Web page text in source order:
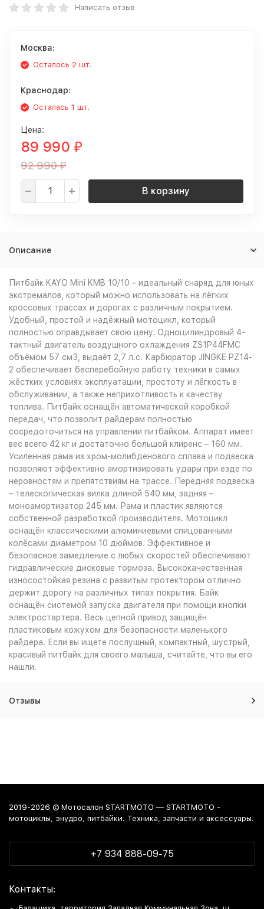
Написать отзыв
Москва:
Осталось 2 шт.
Краснодар:
Осталась 1 шт.
Цена:
89 990 ₽
92 990₽
В корзину
Описание
Питбайк KAYO Mini KMB 10/10 – идеальный снаряд для юных
экстремалов, который можно использовать на лёгких
кроссовых трассах и дорогах с различным покрытием.
Удобный, простой и надёжный мотоцикл, который
полностью оправдывает свою цену. Одноцилиндровый 4-
тактный двигатель воздушного охлаждения ZS1P44FMC
объёмом 57 см3, выдаёт 2,7 л.с. Карбюратор JINGKE PZ14-
2 обеспечивает бесперебойную работу техники в самых
жёстких условиях эксплуатации, простоту и лёгкость в
обслуживании, а также неприхотливость к качеству
топлива. Питбайк оснащён автоматической коробкой
передач, что позволит райдерам полностью
сосредоточиться на управлении питбайком. Аппарат имеет
вес всего 42 кг и достаточно большой клиренс – 160 мм.
Усиленная рама из хром-молибденового сплава и подвеска
позволяют эффективно амортизировать удары при езде по
неровностям и препятствиям на трассе. Передняя подвеска
– телескопическая вилка длиной 540 мм, задняя –
моноамортизатор 245 мм. Рама и пластик являются
собственной разработкой производителя. Мотоцикл
оснащён классическими алюминиевыми спицованными
колёсами диаметром 10 дюймов. Эффективное и
безопасное замедление с любых скоростей обеспечивают
гидравлические дисковые тормоза. Высококачественная
износостойкая резина с развитым протектором отлично
держит дорогу на различных типах покрытия. Байк
оснащён системой запуска двигателя при помощи кнопки
электростартера. Весь цепной привод защищён
пластиковым кожухом для безопасности маленького
райдера. Если вы ищете послушный, компактный, шустрый,
красивый питбайк для своего малыша, считайте, что вы его
нашли.
Отзывы
2019-2026 © Мотосалон STARTMOTO — STARTMOTO -
мотоциклы, энудро, питбайки. Техника, запчасти и аксессуары.
+7 934 888-09-75
Контакты: